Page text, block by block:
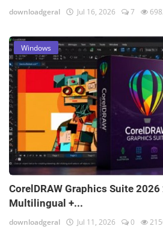
downloadgeral Jul 16, 2026 7
Windows
CorelDRAW Graphics Suite
Multilingual +...
downloadgeral Jul 11, 2026 0